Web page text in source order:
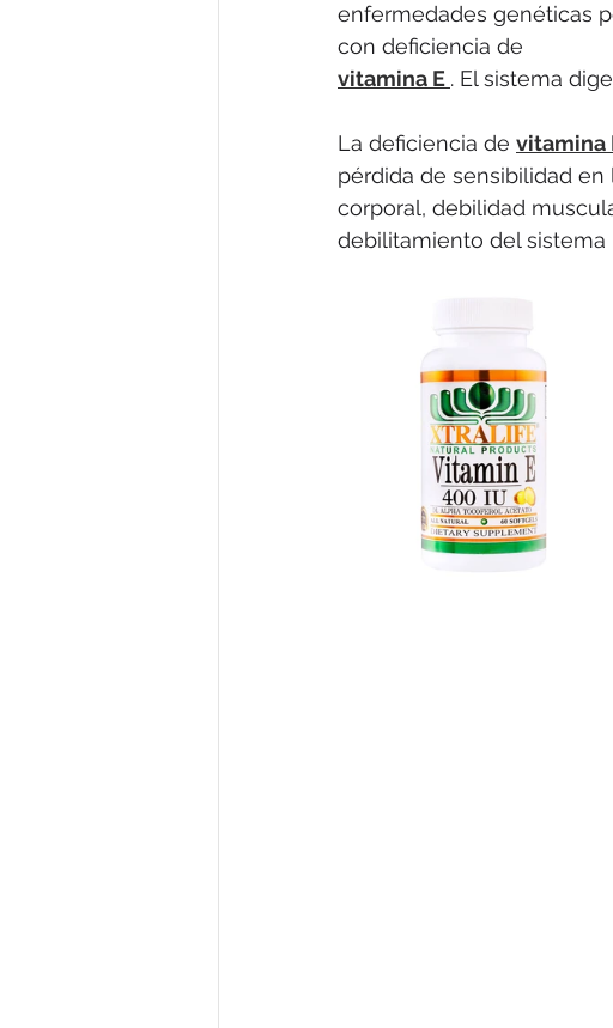
enfermedades genéticas
con deficiencia de
vitamina E . El sistema
La deficiencia de vitamina
pérdida de sensibilidad
corporal, debilidad
debilitamiento del sistema